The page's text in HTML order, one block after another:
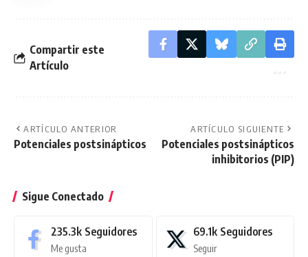
Compartir este
Artículo
ARTÍCULO ANTERIOR
Potenciales postsinápticos
ARTÍCULO SIGUIENTE
Potenciales postsinápticos
inhibitorios (PIP)
Sigue Conectado
235.3k Seguidores
Me gusta
69.1k Seguidores
Seguir